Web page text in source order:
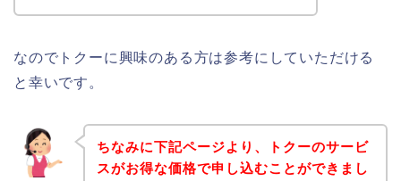
なのでトクーに興味のある方は参考にしていただける
と幸いです。
ちなみに下記ページより、トクーのサービ
スがお得な価格で申し込むことができまし